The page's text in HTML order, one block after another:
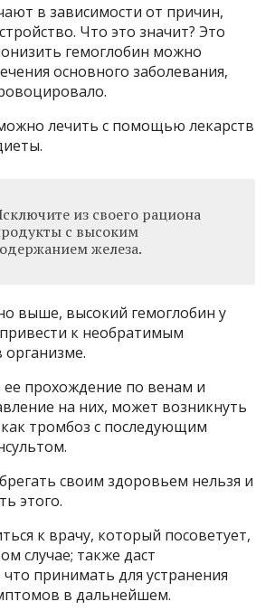
в зависимости от причин,
Что это значит? Это
гемоглобин можно
основного заболевания,
лечить с помощью лекарств
из своего рациона
с высоким
железа.
выше, высокий гемоглобин у
к необратимым
организме.
ее прохождение по венам и
на них, может возникнуть
тромбоз с последующим
своим здоровьем нельзя и
этого.
к врачу, который посоветует,
случае; также даст
принимать для устранения
в дальнейшем.